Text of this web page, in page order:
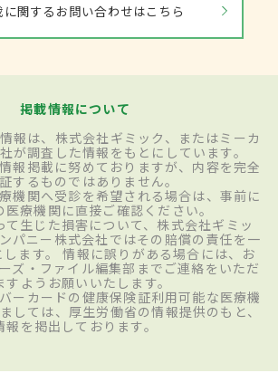
に関するお問い合わせはこちら
掲載情報について
報は、株式会社ギミック、またはミーカ
が調査した情報をもとにしています。
報掲載に努めておりますが、内容を完全
するものではありません。
機関へ受診を希望される場合は、事前に
療機関に直接ご確認ください。
て生じた損害について、株式会社ギミッ
パニー株式会社ではその賠償の責任を一
ます。 情報に誤りがある場合には、お
ズ・ファイル編集部までご連絡をいただ
すようお願いいたします。
ーカードの健康保険証利用可能な医療機
しては、厚生労働省の情報提供のもと、
報を掲出しております。